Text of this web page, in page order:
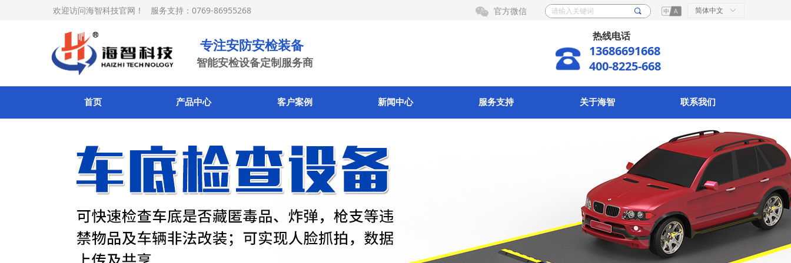
热线电话
13686691668
400-8225-668
专注安防安检装备
智能安检设备定制服务商
首页 产品中心 客户案例 新闻中心 服务支持 关于海智 联系我们
끠
欢迎访问海智科技官网！ 服务支持：0769-86955268 官方微信 ꀅ
简体中文